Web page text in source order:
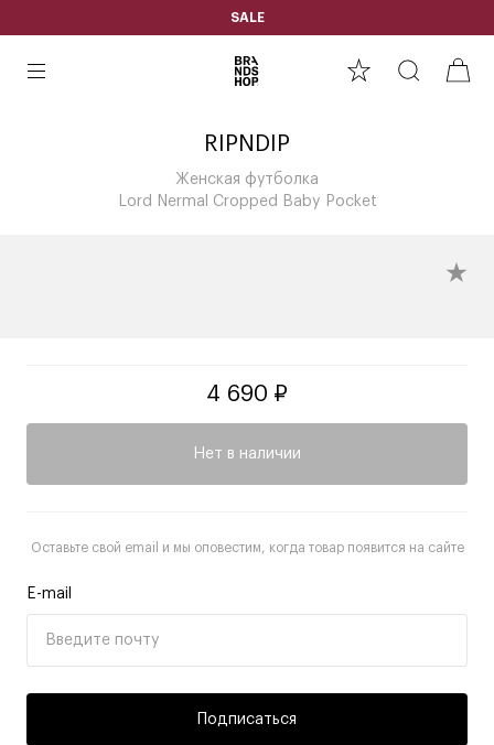
SALE
RIPNDIP
Женская футболка
Lord Nermal Cropped Baby Pocket
4 690 ₽
Нет в наличии
Оставьте свой email и мы оповестим, когда товар появится на сайте
E-mail
Подписаться